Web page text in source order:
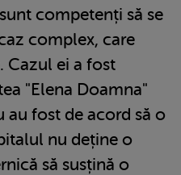
competenți să se
complex, care
Cazul ei a fost
"Elena Doamna"
au fost de acord să o
nu deține o
să susțină o